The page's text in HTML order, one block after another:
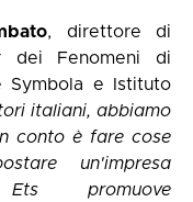
, direttore di
dei Fenomeni di
Symbola e Istituto
italiani, abbiamo
conto è fare cose
un'impresa
Ets promuove